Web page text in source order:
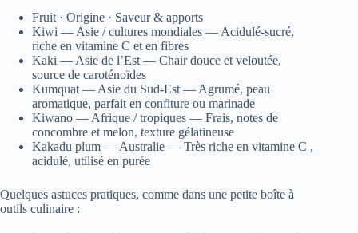
Fruit · Origine · Saveur & apports
Kiwi — Asie / cultures mondiales — Acidulé‑sucré,
riche en vitamine C et en fibres
Kaki — Asie de l’Est — Chair douce et veloutée,
source de caroténoïdes
Kumquat — Asie du Sud‑Est — Agrumé, peau
aromatique, parfait en confiture ou marinade
Kiwano — Afrique / tropiques — Frais, notes de
concombre et melon, texture gélatineuse
Kakadu plum — Australie — Très riche en vitamine C ,
acidulé, utilisé en purée
Quelques astuces pratiques, comme dans une petite boîte à
outils culinaire :